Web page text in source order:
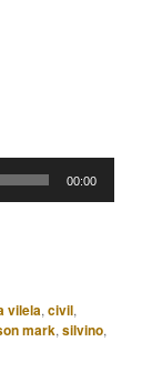
00:00
vilela,civil,
mark,silvino,